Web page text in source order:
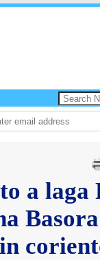
aña despues, polis
a laga